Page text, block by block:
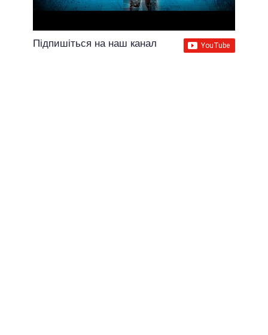
Підпишіться на наш канал